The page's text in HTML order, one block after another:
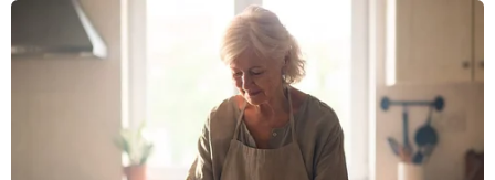
REIMOND MANCO JEFFERSON FARFÁN
ALIANZA LIMA
FÚTBOL PERUANO